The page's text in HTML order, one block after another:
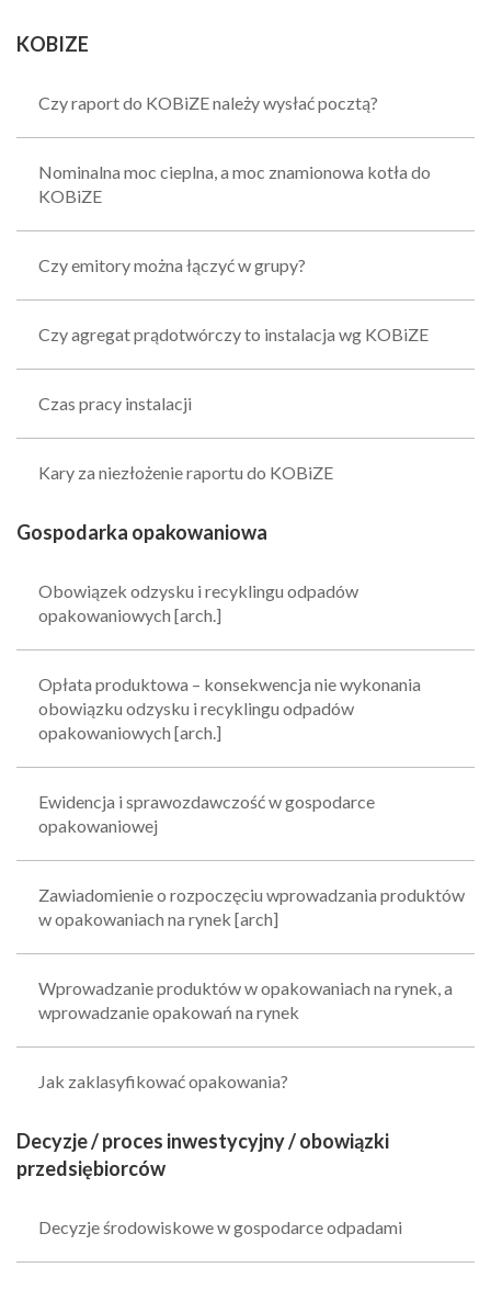
KOBIZE
Czy raport do KOBiZE należy wysłać pocztą?
Nominalna moc cieplna, a moc znamionowa kotła do
KOBiZE
Czy emitory można łączyć w grupy?
Czy agregat prądotwórczy to instalacja wg KOBiZE
Czas pracy instalacji
Kary za niezłożenie raportu do KOBiZE
Gospodarka opakowaniowa
Obowiązek odzysku i recyklingu odpadów
opakowaniowych [arch.]
Opłata produktowa – konsekwencja nie wykonania
obowiązku odzysku i recyklingu odpadów
opakowaniowych [arch.]
Ewidencja i sprawozdawczość w gospodarce
opakowaniowej
Zawiadomienie o rozpoczęciu wprowadzania produktów
w opakowaniach na rynek [arch]
Wprowadzanie produktów w opakowaniach na rynek, a
wprowadzanie opakowań na rynek
Jak zaklasyfikować opakowania?
Decyzje / proces inwestycyjny / obowiązki
przedsiębiorców
Decyzje środowiskowe w gospodarce odpadami